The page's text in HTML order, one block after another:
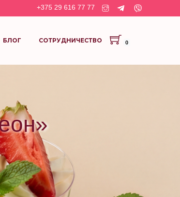
+375 29 616 77 77
БЛОГ СОТРУДНИЧЕСТВО 0